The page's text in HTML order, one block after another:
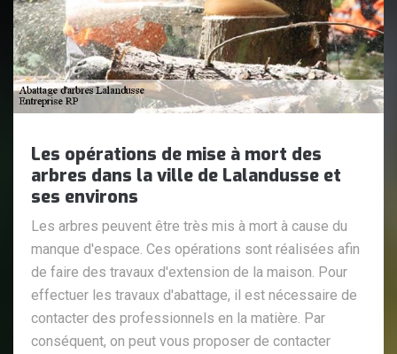
Les opérations de mise à mort des
arbres dans la ville de Lalandusse et
ses environs
Les arbres peuvent être très mis à mort à cause du
manque d'espace. Ces opérations sont réalisées afin
de faire des travaux d'extension de la maison. Pour
effectuer les travaux d'abattage, il est nécessaire de
contacter des professionnels en la matière. Par
conséquent, on peut vous proposer de contacter